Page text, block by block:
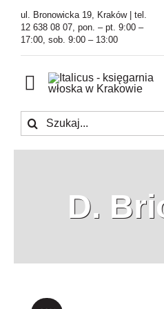
Przejdź
zawartości
ul. Bronowicka 19, Kraków | tel.
12 638 08 07, pon. – pt. 9:00 –
17:00, sob. 9:00 – 13:00
Toggle
Navigation
Księgarnia
Tłumaczenia
Szukaj
D.